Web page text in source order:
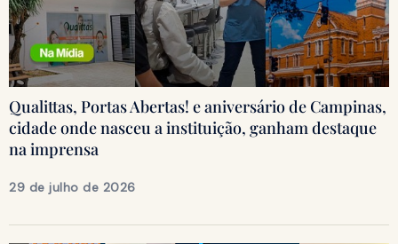
Qualittas, Portas Abertas! e aniversário de Campinas,
cidade onde nasceu a instituição, ganham destaque
na imprensa
29 de julho de 2026